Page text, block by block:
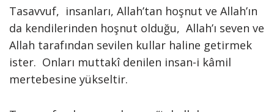
Tasavvuf, insanları, Allah’tan hoşnut ve Allah’ın
da kendilerinden hoşnut olduğu, Allah’ı seven ve
Allah tarafından sevilen kullar haline getirmek
ister. Onları muttakî denilen insan-i kâmil
mertebesine yükseltir.